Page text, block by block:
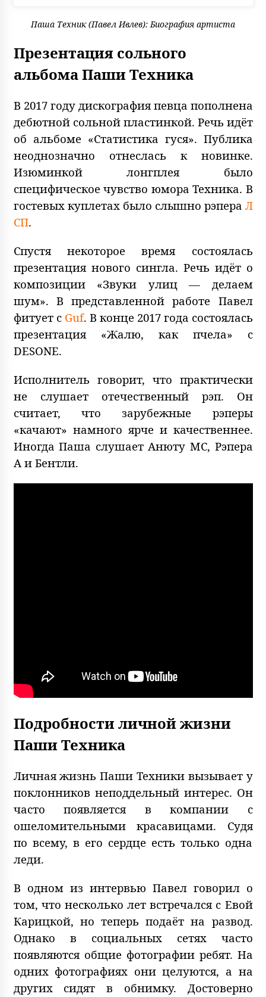
Паша Техник (Павел Ивлев): Биография артиста
Презентация сольного
альбома Паши Техника
В 2017 году дискография певца пополнена
дебютной сольной пластинкой. Речь идёт
об альбоме «Статистика гуся». Публика
неоднозначно отнеслась к новинке.
Изюминкой лонгплея было
специфическое чувство юмора Техника. В
гостевых куплетах было слышно рэпера Л
СП.
Спустя некоторое время состоялась
презентация нового сингла. Речь идёт о
композиции «Звуки улиц — делаем
шум». В представленной работе Павел
фитует с Guf. В конце 2017 года состоялась
презентация «Жалю, как пчела» с
DESONE.
Исполнитель говорит, что практически
не слушает отечественный рэп. Он
считает, что зарубежные рэперы
«качают» намного ярче и качественнее.
Иногда Паша слушает Анюту МС, Рэпера
А и Бентли.
Подробности личной жизни
Паши Техника
Личная жизнь Паши Техники вызывает у
поклонников неподдельный интерес. Он
часто появляется в компании с
ошеломительными красавицами. Судя
по всему, в его сердце есть только одна
леди.
В одном из интервью Павел говорил о
том, что несколько лет встречался с Евой
Карицкой, но теперь подаёт на развод.
Однако в социальных сетях часто
появляются общие фотографии ребят. На
одних фотографиях они целуются, а на
других сидят в обнимку. Достоверно